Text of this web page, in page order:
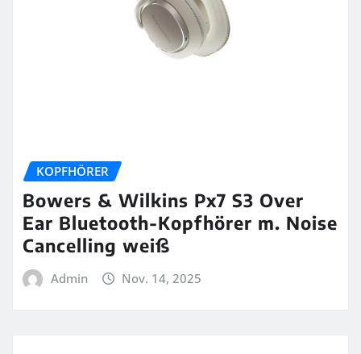
KOPFHÖRER
Bowers & Wilkins Px7 S3 Over
Ear Bluetooth-Kopfhörer m. Noise
Cancelling weiß
Admin Nov. 14, 2025